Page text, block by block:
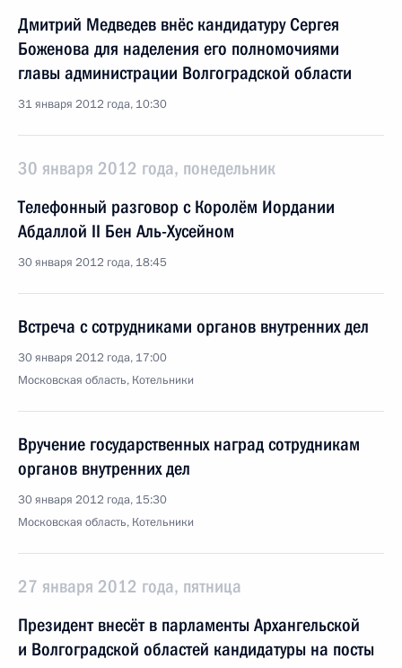
Дмитрий Медведев внёс кандидатуру Сергея
Боженова для наделения его полномочиями
главы администрации Волгоградской области
31 января 2012 года, 10:30
30 января 2012 года, понедельник
Телефонный разговор с Королём Иордании
Абдаллой II Бен Аль-Хусейном
30 января 2012 года, 18:45
Встреча с сотрудниками органов внутренних дел
30 января 2012 года, 17:00
Московская область, Котельники
Вручение государственных наград сотрудникам
органов внутренних дел
30 января 2012 года, 15:30
Московская область, Котельники
27 января 2012 года, пятница
Президент внесёт в парламенты Архангельской
и Волгоградской областей кандидатуры на посты